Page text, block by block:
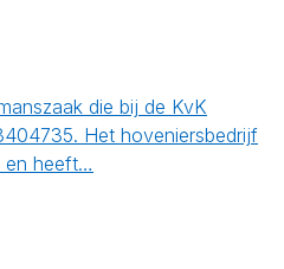
die bij de KvK
Het hoveniersbedrijf
en heeft…